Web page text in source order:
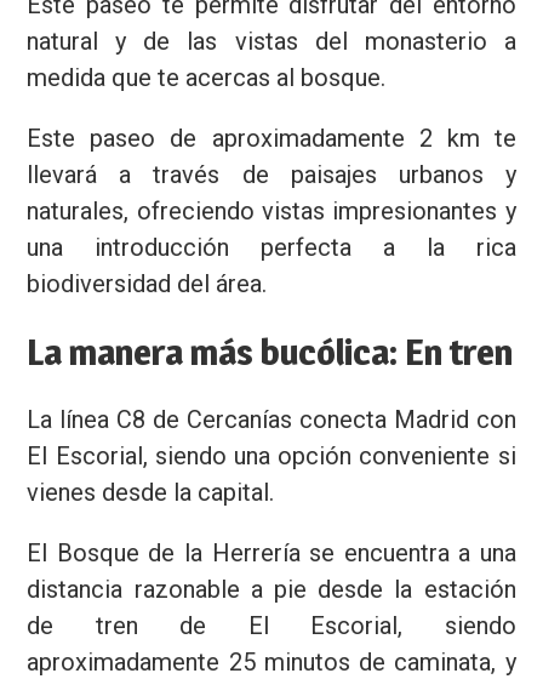
natural y de las vistas del monasterio a
medida que te acercas al bosque.
Este paseo de aproximadamente 2 km te
llevará a través de paisajes urbanos y
naturales, ofreciendo vistas impresionantes y
una introducción perfecta a la rica
biodiversidad del área.
La manera más bucólica: En tren
La línea C8 de Cercanías conecta Madrid con
El Escorial, siendo una opción conveniente si
vienes desde la capital.
El Bosque de la Herrería se encuentra a una
distancia razonable a pie desde la estación
de tren de El Escorial, siendo
aproximadamente 25 minutos de caminata, y